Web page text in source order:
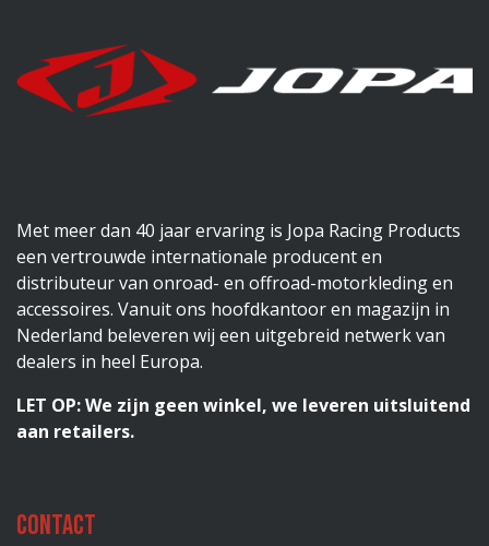
Met meer dan 40 jaar ervaring is Jopa Racing Products
een vertrouwde internationale producent en
distributeur van onroad- en offroad-motorkleding en
accessoires. Vanuit ons hoofdkantoor en magazijn in
Nederland beleveren wij een uitgebreid netwerk van
dealers in heel Europa.
LET OP: We zijn geen winkel, we leveren uitsluitend
aan retailers.
Contact